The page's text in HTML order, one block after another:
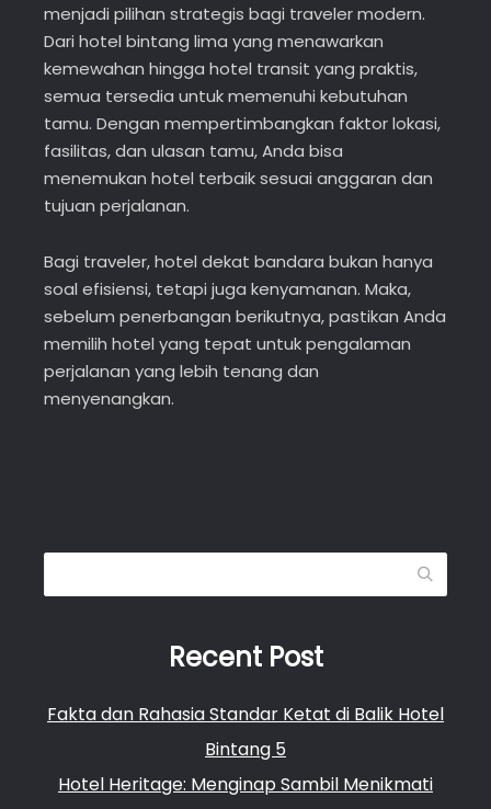
menjadi pilihan strategis bagi traveler modern.
Dari hotel bintang lima yang menawarkan
kemewahan hingga hotel transit yang praktis,
semua tersedia untuk memenuhi kebutuhan
tamu. Dengan mempertimbangkan faktor lokasi,
fasilitas, dan ulasan tamu, Anda bisa
menemukan hotel terbaik sesuai anggaran dan
tujuan perjalanan.
Bagi traveler, hotel dekat bandara bukan hanya
soal efisiensi, tetapi juga kenyamanan. Maka,
sebelum penerbangan berikutnya, pastikan Anda
memilih hotel yang tepat untuk pengalaman
perjalanan yang lebih tenang dan
menyenangkan.
Recent Post
Fakta dan Rahasia Standar Ketat di Balik Hotel
Bintang 5
Hotel Heritage: Menginap Sambil Menikmati